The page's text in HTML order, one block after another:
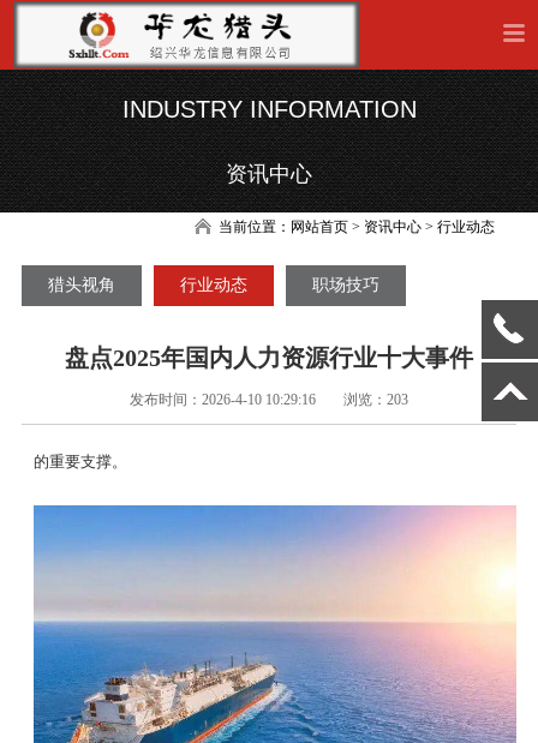
INDUSTRY INFORMATION
资讯中心
当前位置： 网站首页 > 资讯中心 > 行业动态
猎头视角 行业动态 职场技巧
盘点2025年国内人力资源行业十大事件
发布时间：2026-4-10 10:29:16 浏览：203
的重要支撑。